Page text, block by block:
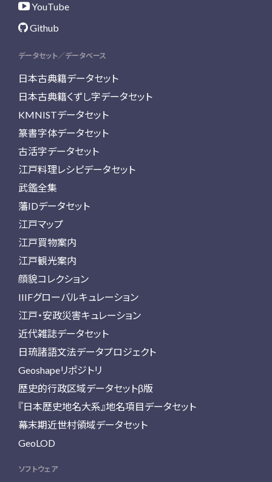
YouTube
Github
データセット／データベース
日本古典籍データセット
日本古典籍くずし字データセット
KMNISTデータセット
篆書字体データセット
古活字データセット
江戸料理レシピデータセット
武鑑全集
藩IDデータセット
江戸マップ
江戸買物案内
江戸観光案内
顔貌コレクション
IIIFグローバルキュレーション
江戸・安政災害キュレーション
近代雑誌データセット
日琉諸語文法データプロジェクト
Geoshapeリポジトリ
歴史的行政区域データセットβ版
『日本歴史地名大系』地名項目データセット
幕末期近世村領域データセット
GeoLOD
ソフトウェア